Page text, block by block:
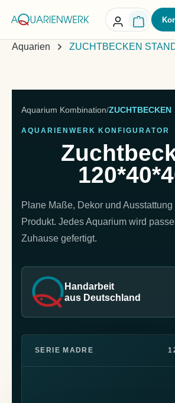
springen
Aquarien ZUCHTBECKEN
Aquarium Kombination/ZUCHTBECKEN
AQUARIENWERK KONFIGURATOR
Plane Maße, Dekor und Ausstattung
Produkt. Jedes Aquarium wird
Zuhause gefertigt.
Handarbeit
aus Deutschland
SERIE MADRE